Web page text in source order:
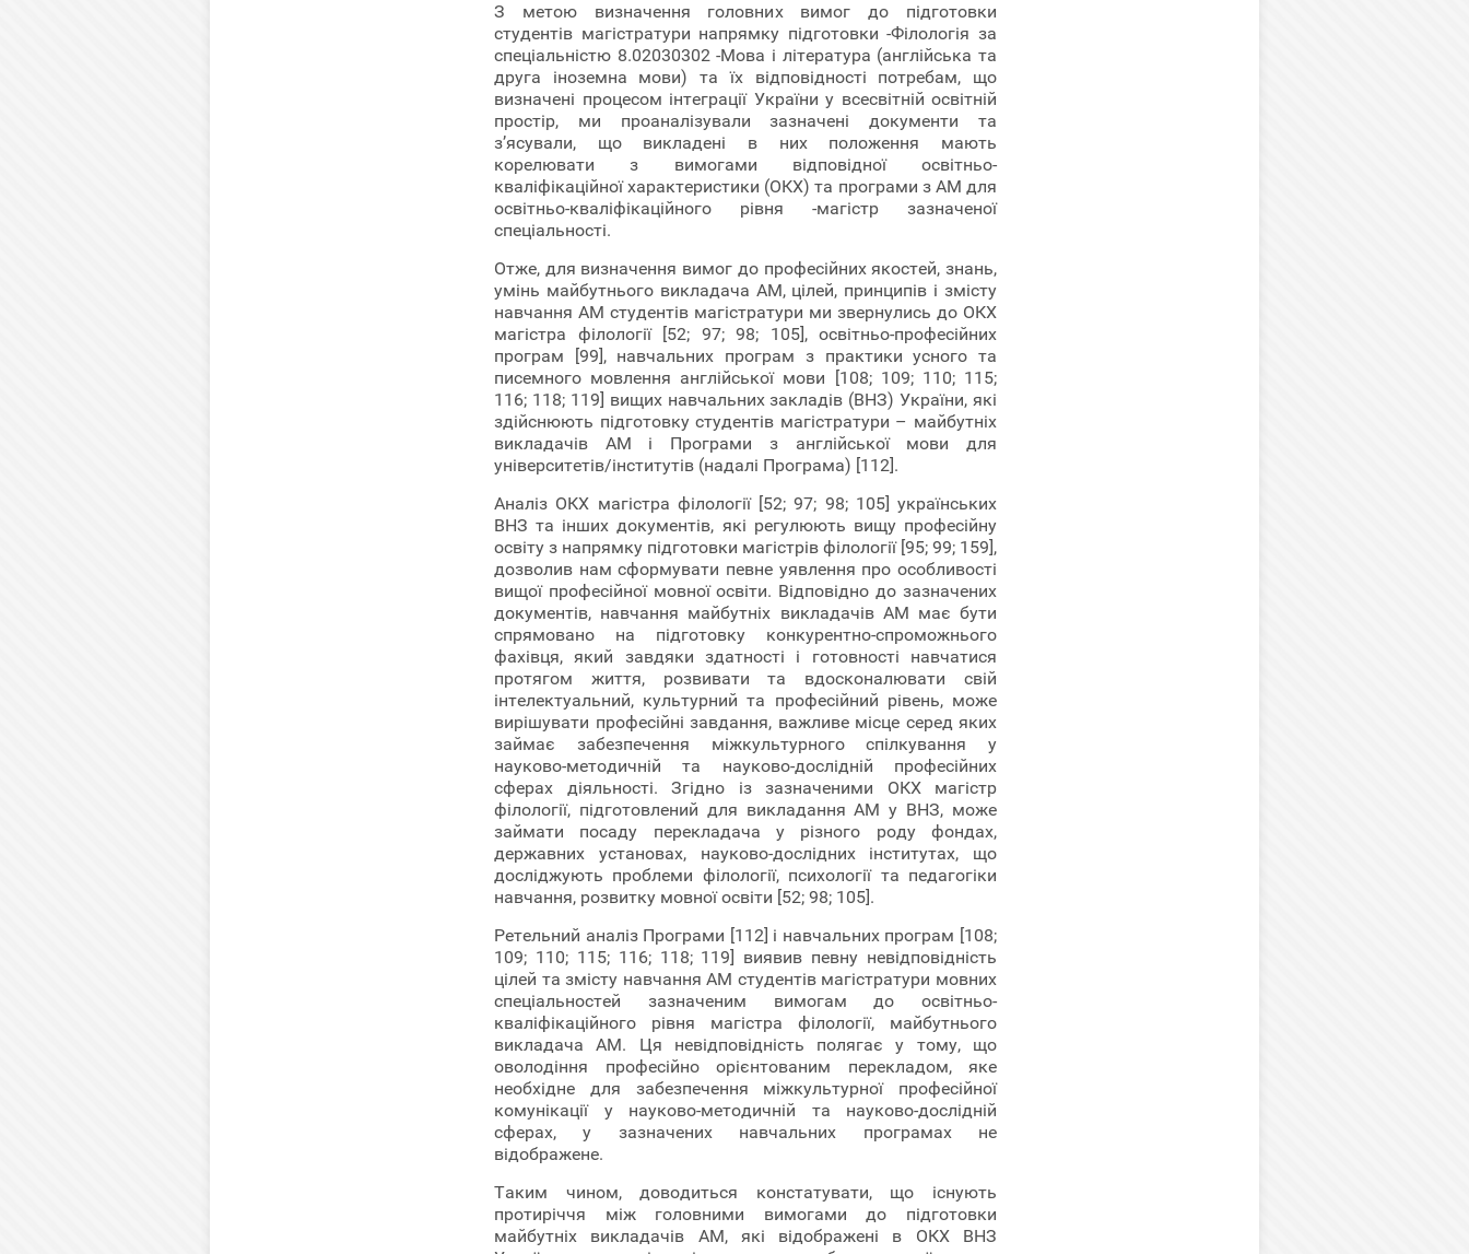
З метою визначення головних вимог до підготовки
студентів магістратури напрямку підготовки -Філологія за
спеціальністю 8.02030302 -Мова і література (англійська та
друга іноземна мови) та їх відповідності потребам, що
визначені процесом інтеграції України у всесвітній освітній
простір, ми проаналізували зазначені документи та
з’ясували, що викладені в них положення мають
корелювати з вимогами відповідної освітньо-
кваліфікаційної характеристики (ОКХ) та програми з АМ для
освітньо-кваліфікаційного рівня -магістр зазначеної
спеціальності.
Отже, для визначення вимог до професійних якостей, знань,
умінь майбутнього викладача АМ, цілей, принципів і змісту
навчання АМ студентів магістратури ми звернулись до ОКХ
магістра філології [52; 97; 98; 105], освітньо-професійних
програм [99], навчальних програм з практики усного та
писемного мовлення англійської мови [108; 109; 110; 115;
116; 118; 119] вищих навчальних закладів (ВНЗ) України, які
здійснюють підготовку студентів магістратури – майбутніх
викладачів АМ і Програми з англійської мови для
університетів/інститутів (надалі Програма) [112].
Аналіз ОКХ магістра філології [52; 97; 98; 105] українських
ВНЗ та інших документів, які регулюють вищу професійну
освіту з напрямку підготовки магістрів філології [95; 99; 159],
дозволив нам сформувати певне уявлення про особливості
вищої професійної мовної освіти. Відповідно до зазначених
документів, навчання майбутніх викладачів АМ має бути
спрямовано на підготовку конкурентно-спроможнього
фахівця, який завдяки здатності і готовності навчатися
протягом життя, розвивати та вдосконалювати свій
інтелектуальний, культурний та професійний рівень, може
вирішувати професійні завдання, важливе місце серед яких
займає забезпечення міжкультурного спілкування у
науково-методичній та науково-дослідній професійних
сферах діяльності. Згідно із зазначеними ОКХ магістр
філології, підготовлений для викладання АМ у ВНЗ, може
займати посаду перекладача у різного роду фондах,
державних установах, науково-дослідних інститутах, що
досліджують проблеми філології, психології та педагогіки
навчання, розвитку мовної освіти [52; 98; 105].
Ретельний аналіз Програми [112] і навчальних програм [108;
109; 110; 115; 116; 118; 119] виявив певну невідповідність
цілей та змісту навчання АМ студентів магістратури мовних
спеціальностей зазначеним вимогам до освітньо-
кваліфікаційного рівня магістра філології, майбутнього
викладача АМ. Ця невідповідність полягає у тому, що
оволодіння професійно орієнтованим перекладом, яке
необхідне для забезпечення міжкультурної професійної
комунікації у науково-методичній та науково-дослідній
сферах, у зазначених навчальних програмах не
відображене.
Таким чином, доводиться констатувати, що існують
протиріччя між головними вимогами до підготовки
майбутніх викладачів АМ, які відображені в ОКХ ВНЗ